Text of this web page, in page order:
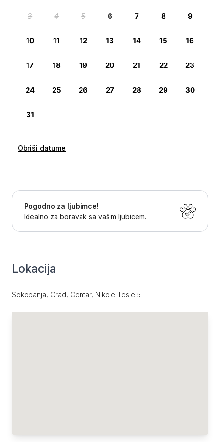
Obriši datume
Pogodno za ljubimce!
Idealno za boravak sa vašim ljubicem.
Lokacija
Sokobanja, Grad, Centar, Nikole Tesle 5